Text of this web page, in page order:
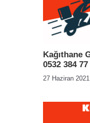
Kağıthane
0532 384 77
27 Haziran 2021